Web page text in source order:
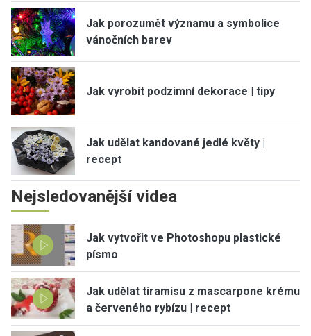
Jak porozumět významu a symbolice
vánočních barev
Jak vyrobit podzimní dekorace | tipy
Jak udělat kandované jedlé květy |
recept
Nejsledovanější videa
Jak vytvořit ve Photoshopu plastické
písmo
Jak udělat tiramisu z mascarpone krému
a červeného rybízu | recept